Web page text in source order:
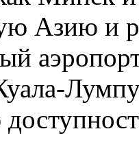
Азию и